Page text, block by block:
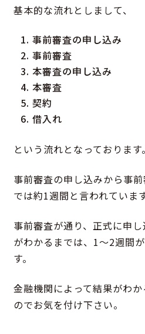
基本的な流れとしまして、
事前審査の申し込み
事前審査
本審査の申し込み
本審査
契約
借入れ
という流れとなっております。
事前審査の申し込みから事
では約1週間と言われています
事前審査が通り、正式に申
がわかるまでは、1〜2週間
す。
金融機関によって結果がわ
のでお気を付け下さい。